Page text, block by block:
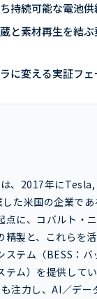
持続可能な電池
と素材再生を結
に変える実証フェ
、2017年にTesla,
た米国の企業であ
点に、コバルト・
精製と、これらを
ステム（BESS：
テム）を提供して
注力し、AI／デー